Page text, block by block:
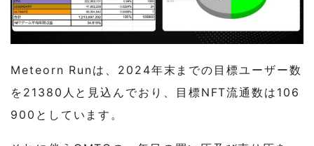
Meteorn Runは、2024年末までの目標ユーザー数
を21380人と見込んでおり、目標NFT流通数は106
900としています。